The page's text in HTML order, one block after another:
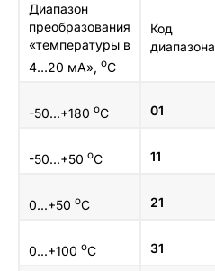
Диапазон
преобразования
«температуры в
4…20 мА», оС
Код
диапазона
-50...+180 оC 01
-50...+50 оC 11
0...+50 оC 21
0...+100 оC 31